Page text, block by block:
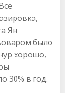
—
Ян
было
хорошо,
30% в год.